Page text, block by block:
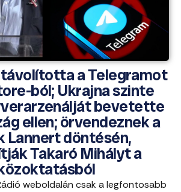
a Telegramot
ból; Ukrajna szinte
bevetette
ellen; örvendeznek a
Lannert döntésén,
Takaró Mihályt a
weboldalán csak a legfontosabb